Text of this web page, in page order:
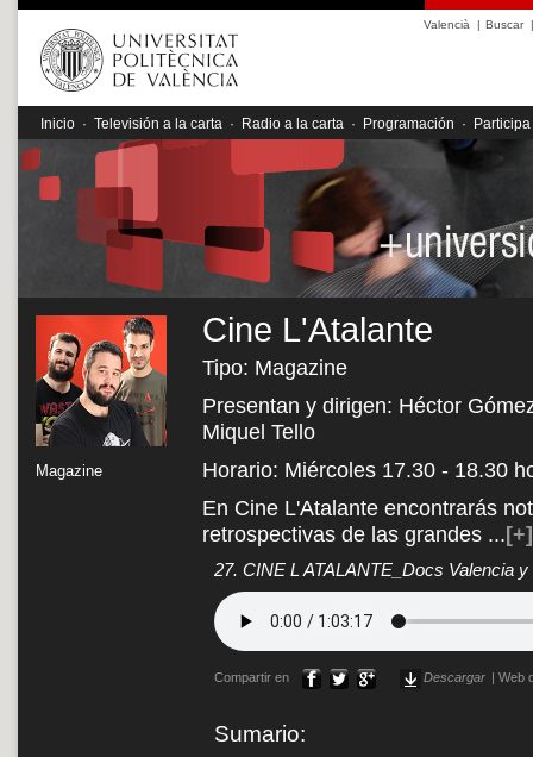
Valencià | Buscar|
Inicio · Televisión a la carta · Radio a la carta · Programación · Participa
Magazine
Cine L'Atalante
Tipo: Magazine
Presentan y dirigen: Héctor
Miquel Tello
Horario: Miércoles 17.30 - 18.30
En Cine L'Atalante encontrarás
retrospectivas de las grandes ...[+]
27. CINE L ATALANTE_Docs Valencia
Compartir en Descargar Web
Sumario: